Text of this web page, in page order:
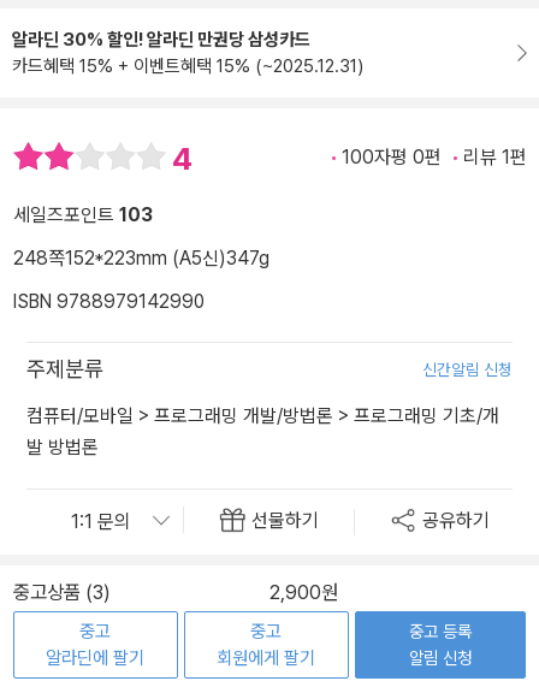
알라딘 30% 할인! 알라딘 만권당 삼성카드
카드혜택 15% + 이벤트혜택 15% (~2025.12.31)
4 100자평 0편 리뷰 1편
세일즈포인트 103
248쪽152*223mm (A5신)347g
ISBN 9788979142990
주제분류 신간알림 신청
컴퓨터/모바일 > 프로그래밍 개발/방법론 > 프로그래밍 기초/개
발 방법론
선물하기 공유하기
중고상품 (3) 2,900원
중고
알라딘에 팔기
중고
회원에게 팔기
중고 등록
알림 신청